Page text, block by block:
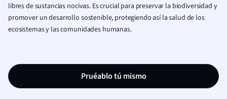
libres de sustancias nocivas. Es crucial para preservar la biodiversidad y
promover un desarrollo sostenible, protegiendo así la salud de los
ecosistemas y las comunidades humanas.
Pruéablo tú mismo